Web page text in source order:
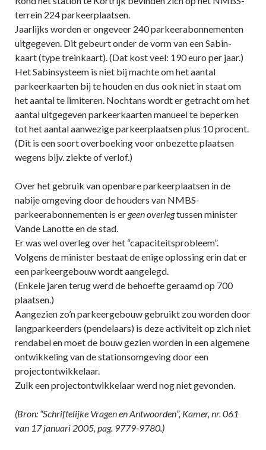
terrein 224 parkeerplaatsen.
Jaarlijks worden er ongeveer 240 parkeerabonnementen
uitgegeven. Dit gebeurt onder de vorm van een Sabin-
kaart (type treinkaart). (Dat kost veel: 190 euro per jaar.)
Het Sabinsysteem is niet bij machte om het aantal
parkeerkaarten bij te houden en dus ook niet in staat om
het aantal te limiteren. Nochtans wordt er getracht om het
aantal uitgegeven parkeerkaarten manueel te beperken
tot het aantal aanwezige parkeerplaatsen plus 10 procent.
(Dit is een soort overboeking voor onbezette plaatsen
wegens bijv. ziekte of verlof.)
Over het gebruik van openbare parkeerplaatsen in de
nabije omgeving door de houders van NMBS-
parkeerabonnementen is ergeen overlegtussen minister
Vande Lanotte en de stad.
Er was wel overleg over het “capaciteitsprobleem”.
Volgens de minister bestaat de enige oplossing erin dat er
een parkeergebouw wordt aangelegd.
(Enkele jaren terug werd de behoefte geraamd op 700
plaatsen.)
Aangezien zo’n parkeergebouw gebruikt zou worden door
langparkeerders (pendelaars) is deze activiteit op zich niet
rendabel en moet de bouw gezien worden in een algemene
ontwikkeling van de stationsomgeving door een
projectontwikkelaar.
Zulk een projectontwikkelaar werd nog niet gevonden.
(Bron: “Schriftelijke Vragen en Antwoorden”, Kamer, nr. 061
van 17 januari 2005, pag. 9779-9780.)